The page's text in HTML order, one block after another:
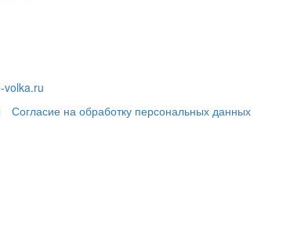
volka.ru
Согласие на обработку персональных данных